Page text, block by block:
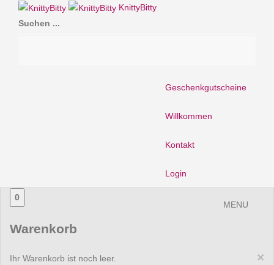
KnittyBitty
Suchen ...
Geschenkgutscheine
Willkommen
Kontakt
Login
MENU
0
Warenkorb
×
Ihr Warenkorb ist noch leer.